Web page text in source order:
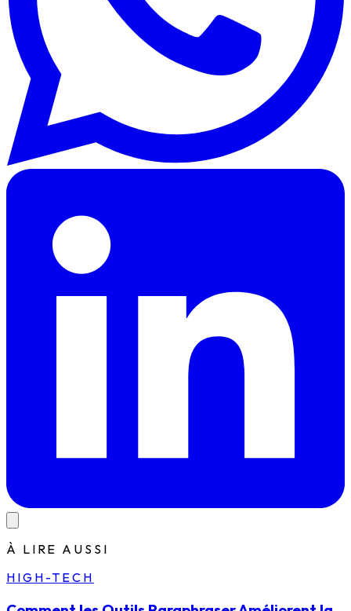
À LIRE AUSSI
HIGH-TECH